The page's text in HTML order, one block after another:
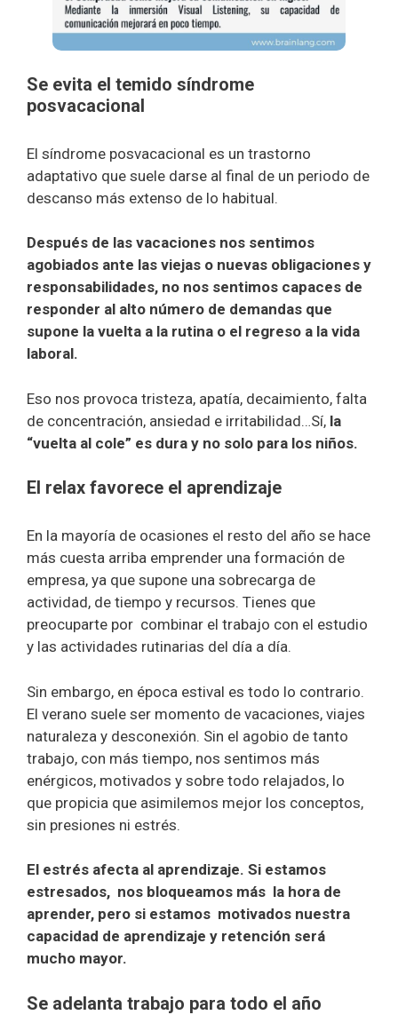
Se evita el temido síndrome
posvacacional
El síndrome posvacacional es un trastorno
adaptativo que suele darse al final de un periodo de
descanso más extenso de lo habitual.
Después de las vacaciones nos sentimos
agobiados ante las viejas o nuevas obligaciones y
responsabilidades, no nos sentimos capaces de
responder al alto número de demandas que
supone la vuelta a la rutina o el regreso a la vida
laboral.
Eso nos provoca tristeza, apatía, decaimiento, falta
de concentración, ansiedad e irritabilidad…Sí, la
“vuelta al cole” es dura y no solo para los niños.
El relax favorece el aprendizaje
En la mayoría de ocasiones el resto del año se hace
más cuesta arriba emprender una formación de
empresa, ya que supone una sobrecarga de
actividad, de tiempo y recursos. Tienes que
preocuparte por combinar el trabajo con el estudio
y las actividades rutinarias del día a día.
Sin embargo, en época estival es todo lo contrario.
El verano suele ser momento de vacaciones, viajes
naturaleza y desconexión. Sin el agobio de tanto
trabajo, con más tiempo, nos sentimos más
enérgicos, motivados y sobre todo relajados, lo
que propicia que asimilemos mejor los conceptos,
sin presiones ni estrés.
El estrés afecta al aprendizaje. Si estamos
estresados, nos bloqueamos más la hora de
aprender, pero si estamos motivados nuestra
capacidad de aprendizaje y retención será
mucho mayor.
Se adelanta trabajo para todo el año